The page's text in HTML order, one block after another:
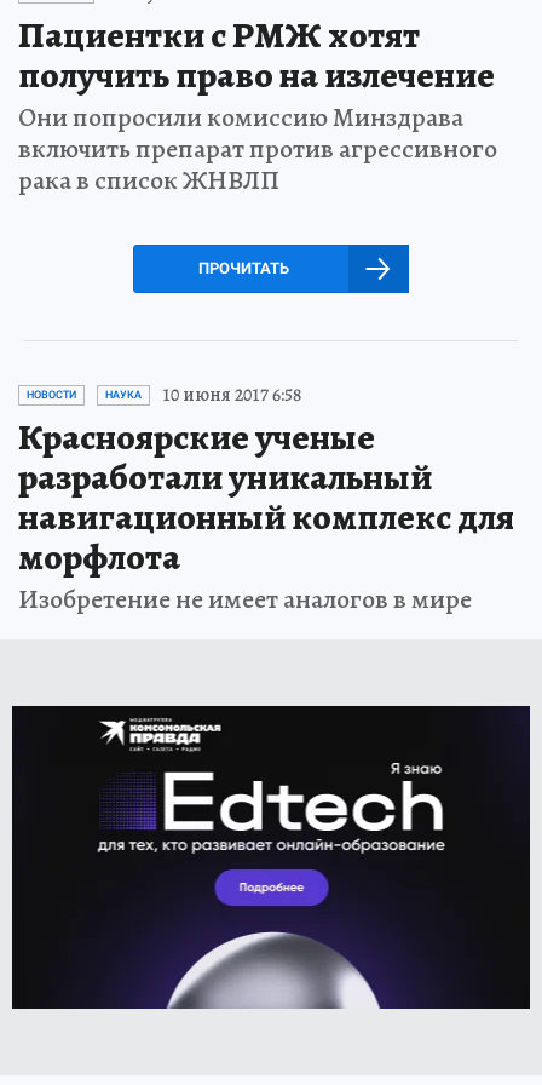
Пациентки с РМЖ хотят
получить право на излечение
Они попросили комиссию Минздрава
включить препарат против агрессивного
рака в список ЖНВЛП
ПРОЧИТАТЬ
НОВОСТИ НАУКА 10 июня 2017 6:58
Красноярские ученые
разработали уникальный
навигационный комплекс для
морфлота
Изобретение не имеет аналогов в мире